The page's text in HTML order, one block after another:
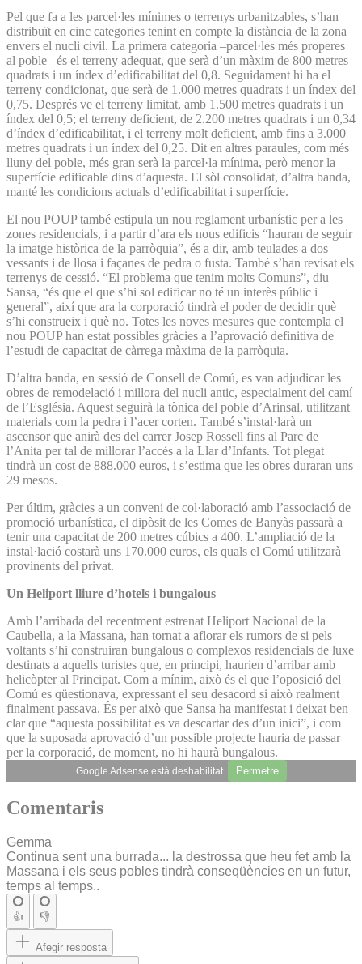
Pel que fa a les parcel·les mínimes o terrenys urbanitzables, s’han
distribuït en cinc categories tenint en compte la distància de la zona
envers el nucli civil. La primera categoria –parcel·les més properes
al poble– és el terreny adequat, que serà d’un màxim de 800 metres
quadrats i un índex d’edificabilitat del 0,8. Seguidament hi ha el
terreny condicionat, que serà de 1.000 metres quadrats i un índex del
0,75. Després ve el terreny limitat, amb 1.500 metres quadrats i un
índex del 0,5; el terreny deficient, de 2.200 metres quadrats i un 0,34
d’índex d’edificabilitat, i el terreny molt deficient, amb fins a 3.000
metres quadrats i un índex del 0,25. Dit en altres paraules, com més
lluny del poble, més gran serà la parcel·la mínima, però menor la
superfície edificable dins d’aquesta. El sòl consolidat, d’altra banda,
manté les condicions actuals d’edificabilitat i superfície.
El nou POUP també estipula un nou reglament urbanístic per a les
zones residencials, i a partir d’ara els nous edificis “hauran de seguir
la imatge històrica de la parròquia”, és a dir, amb teulades a dos
vessants i de llosa i façanes de pedra o fusta. També s’han revisat els
terrenys de cessió. “El problema que tenim molts Comuns”, diu
Sansa, “és que el que s’hi sol edificar no té un interès públic i
general”, així que ara la corporació tindrà el poder de decidir què
s’hi construeix i què no. Totes les noves mesures que contempla el
nou POUP han estat possibles gràcies a l’aprovació definitiva de
l’estudi de capacitat de càrrega màxima de la parròquia.
D’altra banda, en sessió de Consell de Comú, es van adjudicar les
obres de remodelació i millora del nucli antic, especialment del camí
de l’Església. Aquest seguirà la tònica del poble d’Arinsal, utilitzant
materials com la pedra i l’acer corten. També s’instal·larà un
ascensor que anirà des del carrer Josep Rossell fins al Parc de
l’Anita per tal de millorar l’accés a la Llar d’Infants. Tot plegat
tindrà un cost de 888.000 euros, i s’estima que les obres duraran uns
29 mesos.
Per últim, gràcies a un conveni de col·laboració amb l’associació de
promoció urbanística, el dipòsit de les Comes de Banyàs passarà a
tenir una capacitat de 200 metres cúbics a 400. L’ampliació de la
instal·lació costarà uns 170.000 euros, els quals el Comú utilitzarà
provinents del privat.
Un Heliport lliure d’hotels i bungalous
Amb l’arribada del recentment estrenat Heliport Nacional de la
Caubella, a la Massana, han tornat a aflorar els rumors de si pels
voltants s’hi construiran bungalous o complexos residencials de luxe
destinats a aquells turistes que, en principi, haurien d’arribar amb
helicòpter al Principat. Com a mínim, això és el que l’oposició del
Comú es qüestionava, expressant el seu desacord si això realment
finalment passava. És per això que Sansa ha manifestat i deixat ben
clar que “aquesta possibilitat es va descartar des d’un inici”, i com
que la suposada aprovació d’un possible projecte hauria de passar
per la corporació, de moment, no hi haurà bungalous.
Google Adsense està deshabilitat. Permetre
Comentaris
Gemma
Continua sent una burrada... la destrossa que heu fet amb la
Massana i els seus pobles tindrà conseqüències en un futur,
temps al temps..
👍 👎
Afegir resposta